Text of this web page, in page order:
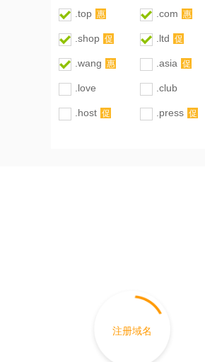
.top 惠 .com 惠
.shop 促 .ltd 促
.wang 惠 .asia 促
.love .club
.host 促 .press 促
注册域名